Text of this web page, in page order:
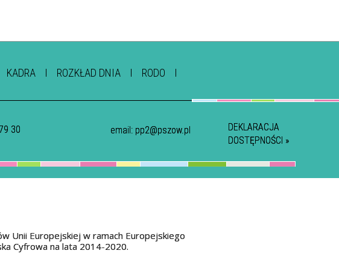
KADRA ROZKŁAD DNIA RODO
30 email: pp2@pszow.pl
DEKLARACJA
DOSTĘPNOŚCI »
Unii Europejskiej w ramach Europejskiego
Cyfrowa na lata 2014-2020.